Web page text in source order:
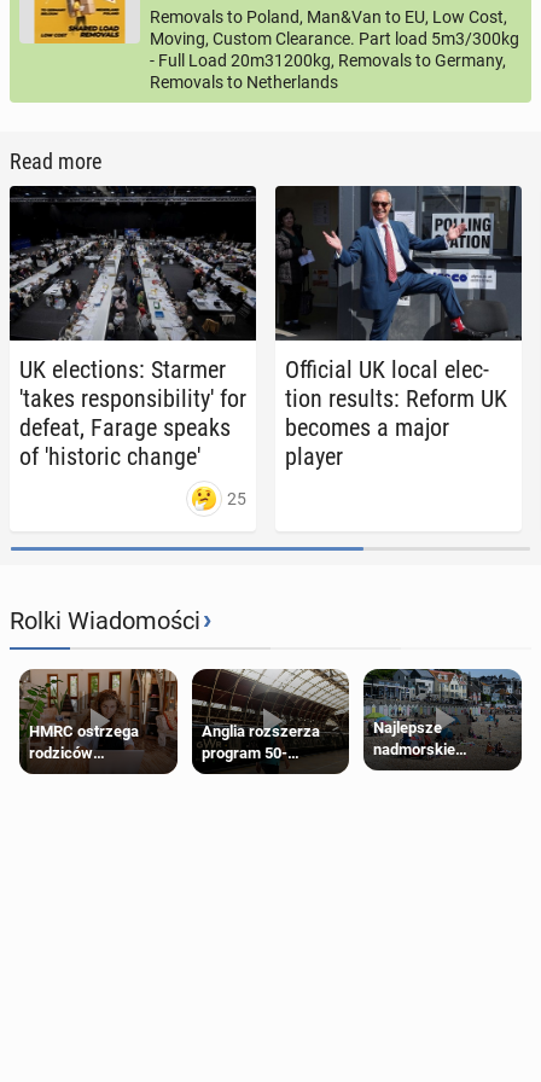
Removals to Poland, Man&Van to EU, Low Cost,
Moving, Custom Clearance. Part load 5m3/300kg
- Full Load 20m31200kg, Removals to Germany,
Removals to Netherlands
Read more
UK elec­tions: Starmer
'takes re­spon­si­bil­i­ty' for
defeat, Farage speaks
of 'his­toric change'
25
Of­fi­cial UK local elec­
tion results: Reform UK
becomes a major
player
Rolki Wiadomości›
HMRC ostrzega
rodziców
pobierających Child
Anglia rozszerza
program 50-
procentowych
Najlepsze
nadmorskie
miasteczko blisko